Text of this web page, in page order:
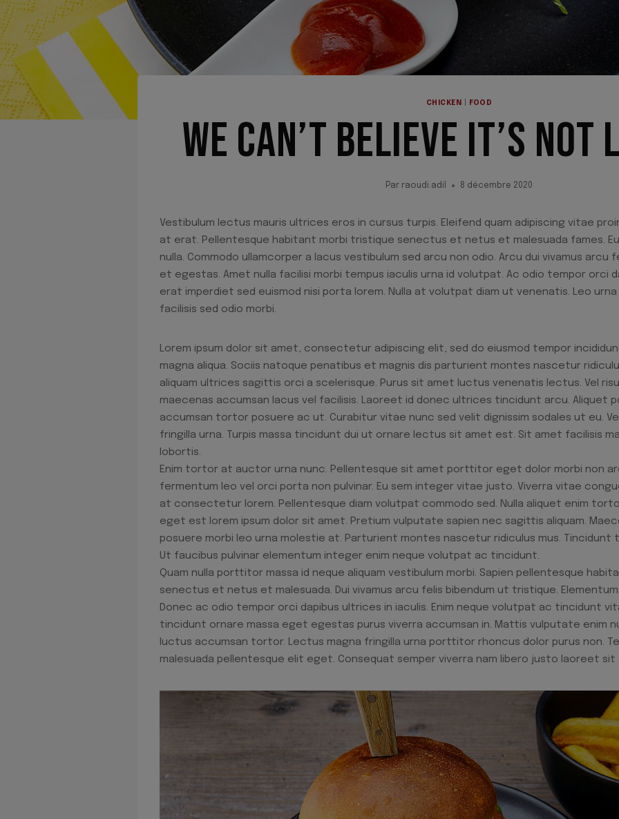
CHICKEN FOOD
WE CAN’T BELIEVE IT’S NOT
Par raoudi.adil 8 décembre 2020
Vestibulum lectus mauris ultrices eros in cursus turpis. Eleifend quam adipiscing vitae
at erat. Pellentesque habitant morbi tristique senectus et netus et malesuada fames.
nulla. Commodo ullamcorper a lacus vestibulum sed arcu non odio. Arcu dui vivamus arcu
et egestas. Amet nulla facilisi morbi tempus iaculis urna id volutpat. Ac odio tempor orci
erat imperdiet sed euismod nisi porta lorem. Nulla at volutpat diam ut venenatis. Leo
facilisis sed odio morbi.
Lorem ipsum dolor sit amet, consectetur adipiscing elit, sed do eiusmod tempor
magna aliqua. Sociis natoque penatibus et magnis dis parturient montes nascetur
aliquam ultrices sagittis orci a scelerisque. Purus sit amet luctus venenatis lectus. Vel
maecenas accumsan lacus vel facilisis. Laoreet id donec ultrices tincidunt arcu. Aliquet
accumsan tortor posuere ac ut. Curabitur vitae nunc sed velit dignissim sodales ut eu.
fringilla urna. Turpis massa tincidunt dui ut ornare lectus sit amet est. Sit amet facilisis
lobortis.
Enim tortor at auctor urna nunc. Pellentesque sit amet porttitor eget dolor morbi non
fermentum leo vel orci porta non pulvinar. Eu sem integer vitae justo. Viverra vitae
at consectetur lorem. Pellentesque diam volutpat commodo sed. Nulla aliquet enim
eget est lorem ipsum dolor sit amet. Pretium vulputate sapien nec sagittis aliquam.
posuere morbi leo urna molestie at. Parturient montes nascetur ridiculus mus. Tincidunt
Ut faucibus pulvinar elementum integer enim neque volutpat ac tincidunt.
Quam nulla porttitor massa id neque aliquam vestibulum morbi. Sapien pellentesque
senectus et netus et malesuada. Dui vivamus arcu felis bibendum ut tristique. Elementum
Donec ac odio tempor orci dapibus ultrices in iaculis. Enim neque volutpat ac tincidunt
tincidunt ornare massa eget egestas purus viverra accumsan in. Mattis vulputate enim
luctus accumsan tortor. Lectus magna fringilla urna porttitor rhoncus dolor purus non.
malesuada pellentesque elit eget. Consequat semper viverra nam libero justo laoreet sit